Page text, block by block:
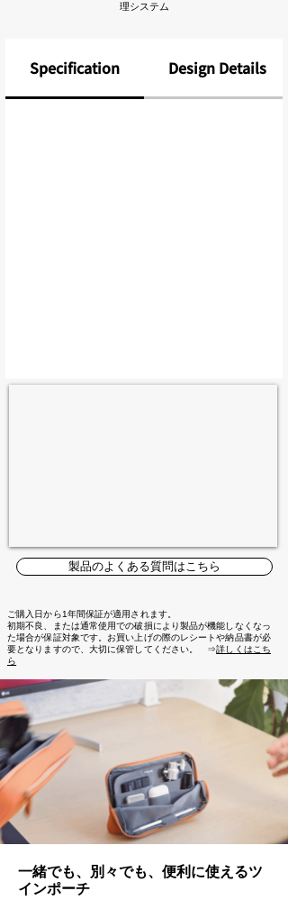
理システム
Specification Design Details
製品のよくある質問はこちら
ご購入日から1年間保証が適用されます。
初期不良、または通常使用での破損により製品が機能しなくなっ
た場合が保証対象です。お買い上げの際のレシートや納品書が必
要となりますので、大切に保管してください。 ⇒詳しくはこち
ら
一緒でも、別々でも、便利に使えるツ
インポーチ